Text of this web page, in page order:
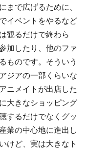
で広げるために、
イベントをやるなど
観るだけで終わら
加したり、他のファ
ものです。そういう
ジアの一部くらいな
ニメイトが出店した
大きなショッピング
するだけでなくグッ
業の中心地に進出し
けど、実は大きなト